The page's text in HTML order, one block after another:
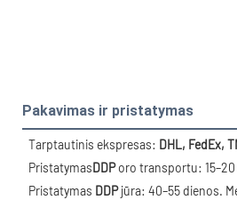
Pakavimas ir pristatymas
Tarptautinis ekspresas: DHL, FedEx,
PristatymasDDP oro transportu: 15–20
Pristatymas DDP jūra: 40–55 dienos.